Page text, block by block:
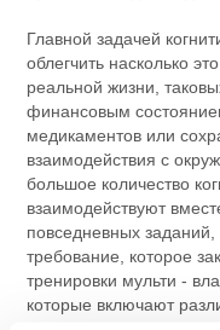
Главной задачей
облегчить насколько
реальной жизни,
финансовым
медикаментов или
взаимодействия с
большое количество
взаимодействуют
повседневных заданий,
требование, которое
тренировки мульти -
которые включают